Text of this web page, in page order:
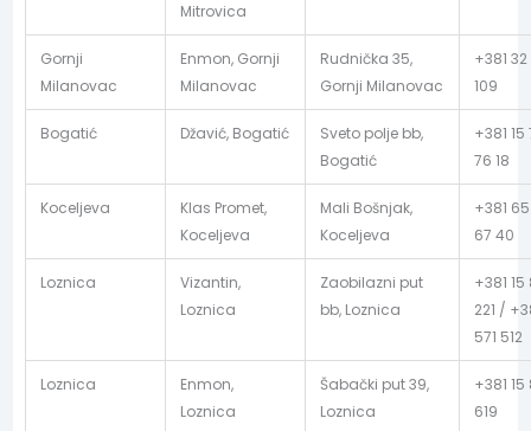
Mitrovica
Gornji
Milanovac
Enmon, Gornji
Milanovac
Rudnička 35,
Gornji Milanovac
+381
109
Bogatić Džavić, Bogatić
Sveto polje bb,
Bogatić
+381 15
76 18
Koceljeva
Klas Promet,
Koceljeva
Mali Bošnjak,
Koceljeva
+381
67 40
Loznica
Vizantin,
Loznica
Zaobilazni put
bb, Loznica
+381 15
221 /
571 512
Loznica
Enmon,
Loznica
Šabački put 39,
Loznica
+381 15
619